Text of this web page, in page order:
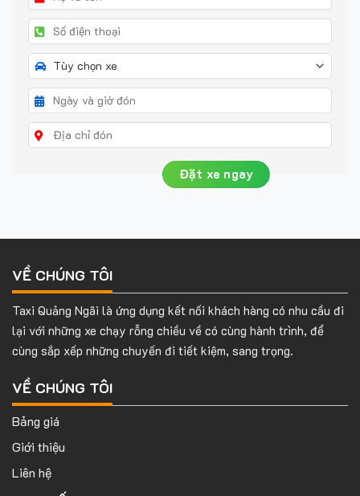
VỀ CHÚNG TÔI
Taxi Quảng Ngãi là ứng dụng kết nối khách hàng có nhu cầu đi
lại với những xe chạy rỗng chiều về có cùng hành trình, để
cùng sắp xếp những chuyến đi tiết kiệm, sang trọng.
VỀ CHÚNG TÔI
Bảng giá
Giới thiệu
Liên hệ